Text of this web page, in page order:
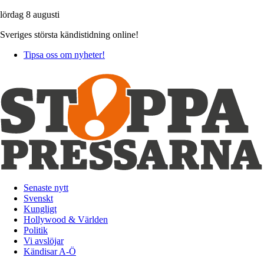
lördag 8 augusti
Sveriges största kändistidning online!
Tipsa oss om nyheter!
Senaste nytt
Svenskt
Kungligt
Hollywood & Världen
Politik
Vi avslöjar
Kändisar A-Ö